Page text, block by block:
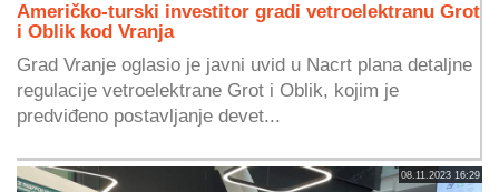
Američko-turski investitor gradi vetroelektranu Grot
i Oblik kod Vranja
Grad Vranje oglasio je javni uvid u Nacrt plana detaljne
regulacije vetroelektrane Grot i Oblik, kojim je
predviđeno postavljanje devet...
08.11.2023 16:29